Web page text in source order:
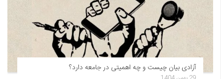
آزادی بیان چیست و چه اهمیتی در جامعه دارد؟